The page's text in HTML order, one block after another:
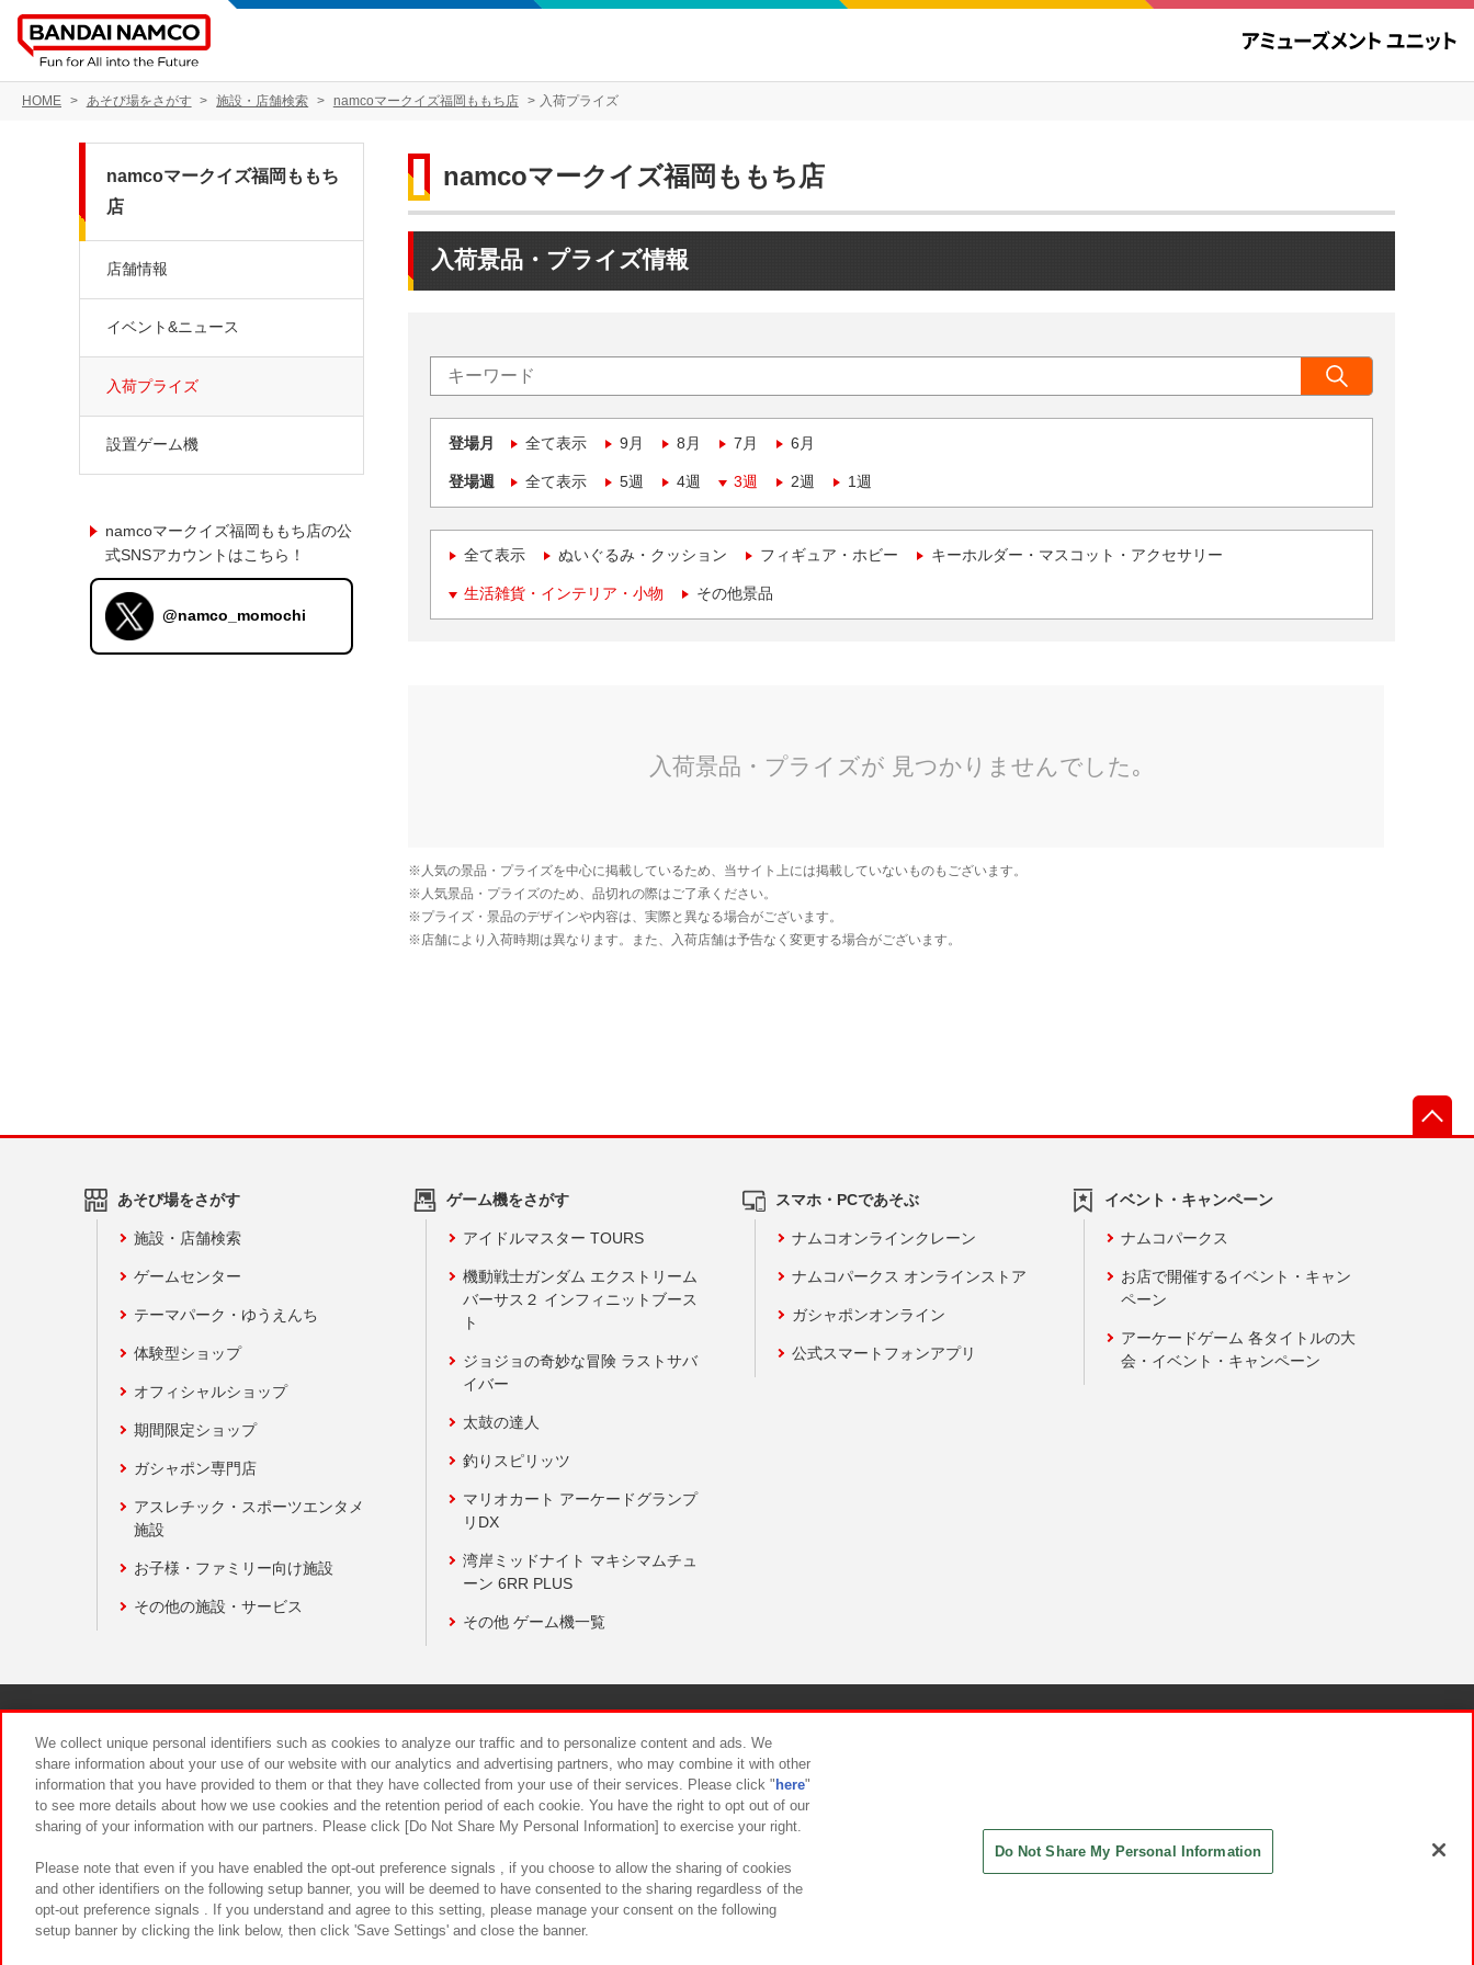
HOME あそび場をさがす 施設・店舗検索 namcoマークイズ福岡ももち店 入荷プライズ
namcoマークイズ福岡ももち店
入荷景品・プライズ情報
登場月 全て表示 9月 8月 7月 6月
登場週 全て表示 5週 4週 3週 2週 1週
全て表示 ぬいぐるみ・クッション フィギュア・ホビー キーホルダー・マスコット・アクセサリー
生活雑貨・インテリア・小物 その他景品
namcoマークイズ福岡ももち
店
店舗情報
イベント&ニュース
入荷プライズ
設置ゲーム機
namcoマークイズ福岡ももち店の公
式SNSアカウントはこちら！
@namco_momochi
あそび場をさがす
施設・店舗検索
ゲームセンター
テーマパーク・ゆうえんち
体験型ショップ
オフィシャルショップ
期間限定ショップ
ガシャポン専門店
アスレチック・スポーツエンタメ
施設
お子様・ファミリー向け施設
その他の施設・サービス
ゲーム機をさがす
アイドルマスター TOURS
機動戦士ガンダム エクストリーム
バーサス２ インフィニットブース
ト
ジョジョの奇妙な冒険 ラストサバ
イバー
太鼓の達人
釣りスピリッツ
マリオカート アーケードグランプ
リDX
湾岸ミッドナイト マキシマムチュ
ーン 6RR PLUS
その他 ゲーム機一覧
スマホ・PCであそぶ
ナムコオンラインクレーン
ナムコパークス オンラインストア
ガシャポンオンライン
公式スマートフォンアプリ
イベント・キャンペーン
ナムコパークス
お店で開催するイベント・キャン
ペーン
アーケードゲーム 各タイトルの大
会・イベント・キャンペーン
食品のご提供について カスタマーハラスメント対応方針
We collect unique personal identifiers such as cookies to analyze our traffic and to personalize content and ads. We
share information about your use of our website with our analytics and advertising partners, who may combine it with other
information that you have provided to them or that they have collected from your use of their services. Please click " here"
to see more details about how we use cookies and the retention period of each cookie. You have the right to opt out of our
sharing of your information with our partners. Please click [Do Not Share My Personal Information] to exercise your right.
Please note that even if you have enabled the opt-out preference signals , if you choose to allow the sharing of cookies
and other identifiers on the following setup banner, you will be deemed to have consented to the sharing regardless of the
opt-out preference signals . If you understand and agree to this setting, please manage your consent on the following
setup banner by clicking the link below, then click 'Save Settings' and close the banner.
Do Not Share My Personal Information